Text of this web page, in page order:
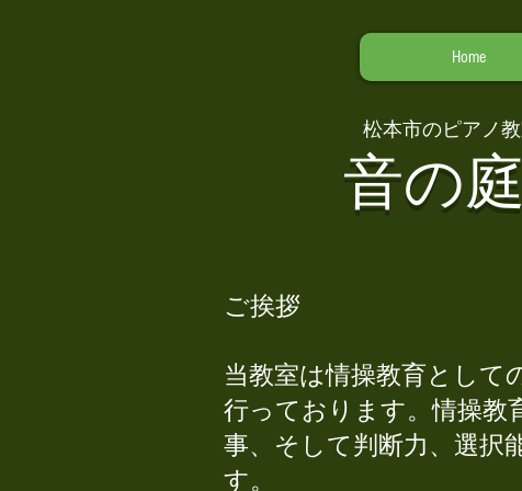
Home
松本市のピアノ
音の
ご挨拶
当教室は情操教育として
行っております。情操教
事、そして判断力、選択
す。